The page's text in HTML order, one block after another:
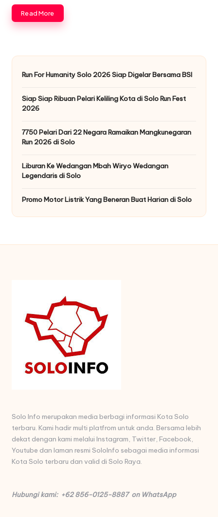
Read More
Run For Humanity Solo 2026 Siap Digelar Bersama BSI
Siap Siap Ribuan Pelari Keliling Kota di Solo Run Fest
2026
7750 Pelari Dari 22 Negara Ramaikan Mangkunegaran
Run 2026 di Solo
Liburan Ke Wedangan Mbah Wiryo Wedangan
Legendaris di Solo
Promo Motor Listrik Yang Beneran Buat Harian di Solo
Solo Info merupakan media berbagi informasi Kota Solo
terbaru. Kami hadir multi platfrom untuk anda. Bersama lebih
dekat dengan kami melalui Instagram, Twitter, Facebook,
Youtube dan laman resmi SoloInfo sebagai media informasi
Kota Solo terbaru dan valid di Solo Raya.
Hubungi kami: +62 856-0125-8887 on WhatsApp